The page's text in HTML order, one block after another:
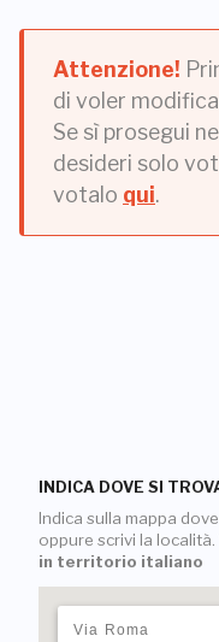
Attenzione!
di voler
Se sì prosegui
desideri solo
votalo qui.
INDICA DOVE SI
Indica sulla mappa
oppure scrivi la località.
in territorio italiano